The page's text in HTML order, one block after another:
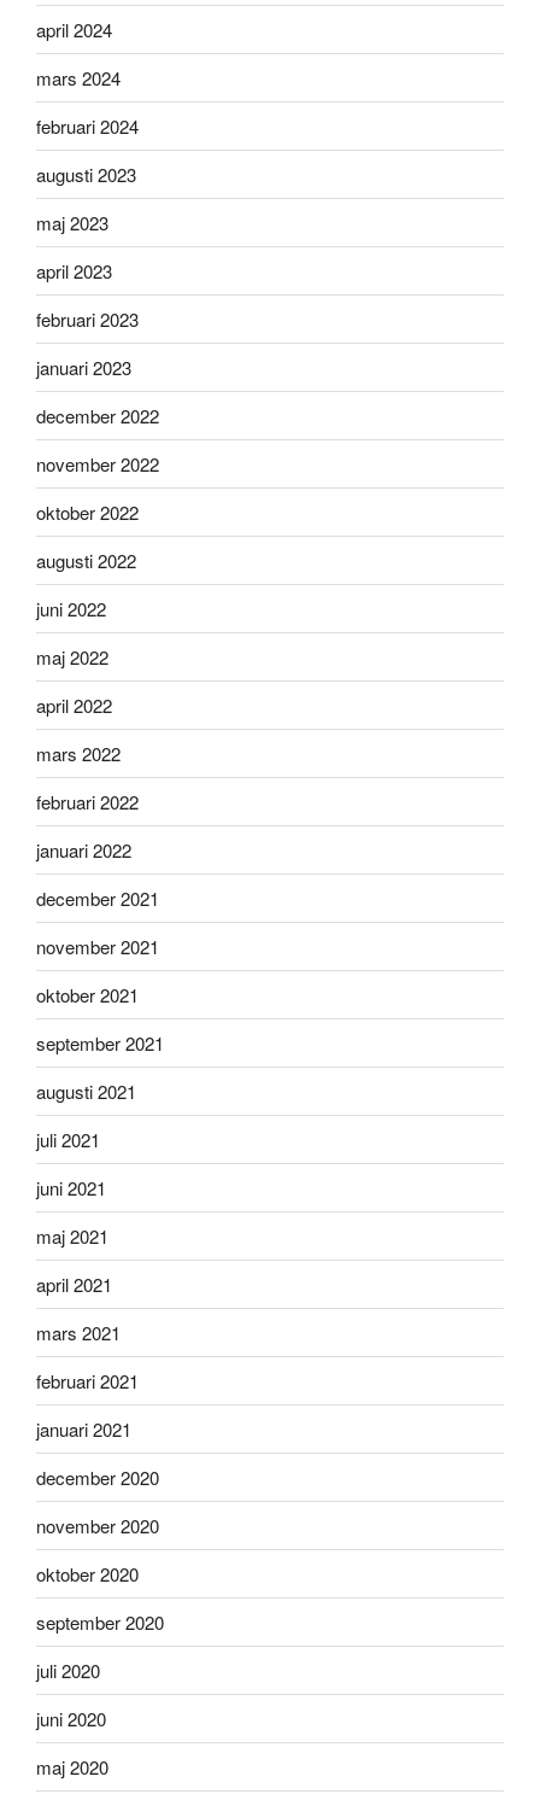
april 2024
mars 2024
februari 2024
augusti 2023
maj 2023
april 2023
februari 2023
januari 2023
december 2022
november 2022
oktober 2022
augusti 2022
juni 2022
maj 2022
april 2022
mars 2022
februari 2022
januari 2022
december 2021
november 2021
oktober 2021
september 2021
augusti 2021
juli 2021
juni 2021
maj 2021
april 2021
mars 2021
februari 2021
januari 2021
december 2020
november 2020
oktober 2020
september 2020
juli 2020
juni 2020
maj 2020